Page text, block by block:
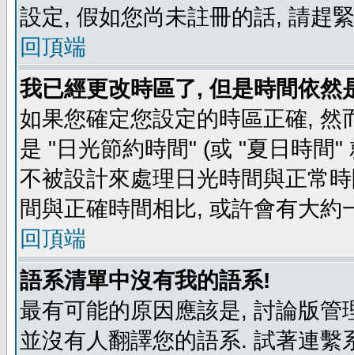
設定, 假如您尚未註冊的話, 請趕
回頂端
我已經更改時區了, 但是時間依然
如果您確定您設定的時區正確,
是 "日光節約時間" (或 "夏日時間
不被設計來處理日光時間與正常
間與正確時間相比, 或許會有大約
回頂端
語系清單中沒有我的語系!
最有可能的原因應該是, 討論版
並沒有人翻譯您的語系. 試著連